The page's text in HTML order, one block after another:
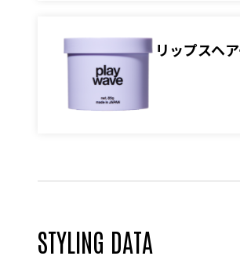
リップスヘ
STYLING DATA